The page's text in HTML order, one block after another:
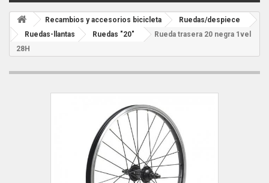
Recambios y accesorios bicicleta
Ruedas/despiece
Ruedas-llantas
Ruedas "20"
Rueda trasera 20 negra 1vel
28H